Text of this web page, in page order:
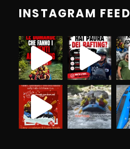
INSTAGRAM FEED